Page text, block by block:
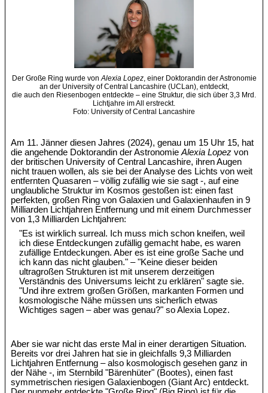
Der Große Ring wurde von Alexia Lopez, einer Doktorandin der Astronomie
an der University of Central Lancashire (UCLan), entdeckt,
die auch den Riesenbogen entdeckte – eine Struktur, die sich über 3,3 Mrd.
Lichtjahre im All erstreckt.
Foto: University of Central Lancashire
Am 11. Jänner diesen Jahres (2024), genau um 15 Uhr 15, hat
die angehende Doktorandin der AstronomieAlexia Lopez von
der britischen University of Central Lancashire, ihren Augen
nicht trauen wollen, als sie bei der Analyse des Lichts von weit
entfernten Quasaren – völlig zufällig wie sie sagt -, auf eine
unglaubliche Struktur im Kosmos gestoßen ist: einen fast
perfekten, großen Ring von Galaxien und Galaxienhaufen in 9
Milliarden Lichtjahren Entfernung und mit einem Durchmesser
von 1,3 Milliarden Lichtjahren:
"Es ist wirklich surreal. Ich muss mich schon kneifen, weil
ich diese Entdeckungen zufällig gemacht habe, es waren
zufällige Entdeckungen. Aber es ist eine große Sache und
ich kann das nicht glauben." – "Keine dieser beiden
ultragroßen Strukturen ist mit unserem derzeitigen
Verständnis des Universums leicht zu erklären" sagte sie.
"Und ihre extrem großen Größen, markanten Formen und
kosmologische Nähe müssen uns sicherlich etwas
Wichtiges sagen – aber was genau?" so Alexia Lopez.
Aber sie war nicht das erste Mal in einer derartigen Situation.
Bereits vor drei Jahren hat sie in gleichfalls 9,3 Milliarden
Lichtjahren Entfernung – also kosmologisch gesehen ganz in
der Nähe -, im Sternbild "Bärenhüter" (Bootes), einen fast
symmetrischen riesigen Galaxienbogen (Giant Arc) entdeckt.